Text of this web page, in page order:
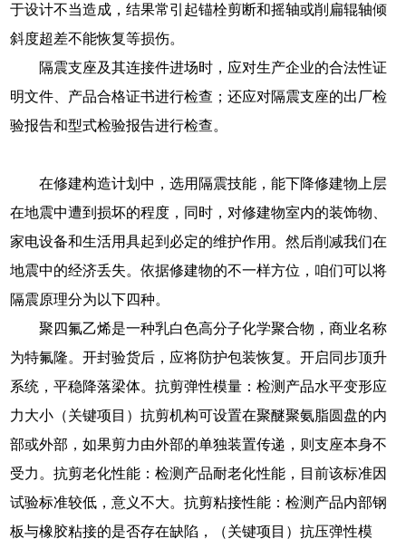
于设计不当造成，结果常引起锚栓剪断和摇轴或削扁辊轴倾
斜度超差不能恢复等损伤。
隔震支座及其连接件进场时，应对生产企业的合法性证
明文件、产品合格证书进行检查；还应对隔震支座的出厂检
验报告和型式检验报告进行检查。
在修建构造计划中，选用隔震技能，能下降修建物上层
在地震中遭到损坏的程度，同时，对修建物室内的装饰物、
家电设备和生活用具起到必定的维护作用。然后削减我们在
地震中的经济丢失。依据修建物的不一样方位，咱们可以将
隔震原理分为以下四种。
聚四氟乙烯是一种乳白色高分子化学聚合物，商业名称
为特氟隆。开封验货后，应将防护包装恢复。开启同步顶升
系统，平稳降落梁体。抗剪弹性模量：检测产品水平变形应
力大小（关键项目）抗剪机构可设置在聚醚聚氨脂圆盘的内
部或外部，如果剪力由外部的单独装置传递，则支座本身不
受力。抗剪老化性能：检测产品耐老化性能，目前该标准因
试验标准较低，意义不大。抗剪粘接性能：检测产品内部钢
板与橡胶粘接的是否存在缺陷，（关键项目）抗压弹性模